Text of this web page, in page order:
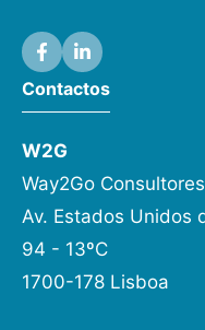
Contactos
W2G
Way2Go
Av. Estados Unidos
94 - 13ºC
1700-178 Lisboa